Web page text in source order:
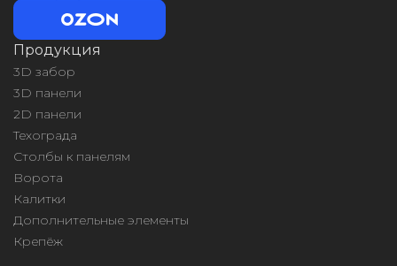
Продукция
3D забор
3D панели
2D панели
Техограда
Столбы к панелям
Ворота
Калитки
Дополнительные элементы
Крепёж